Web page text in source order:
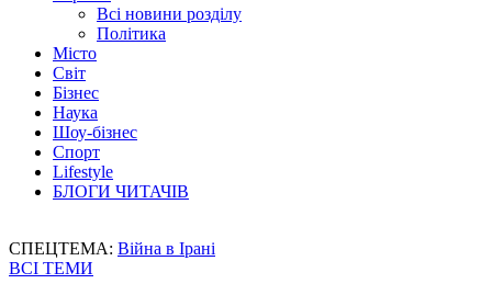
Всі новини розділу
Політика
Місто
Світ
Бізнес
Наука
Шоу-бізнес
Спорт
Lifestyle
БЛОГИ ЧИТАЧІВ
СПЕЦТЕМА: Війна в Ірані
ВСІ ТЕМИ